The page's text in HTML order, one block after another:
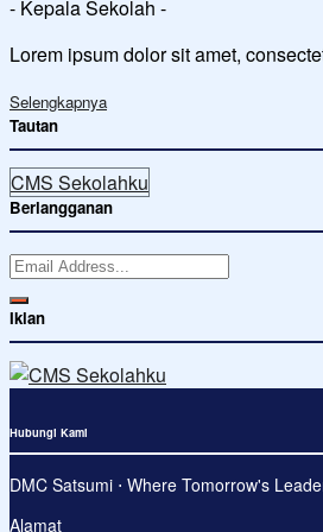
- Kepala Sekolah -
Lorem ipsum dolor sit amet,
Selengkapnya
Tautan
CMS Sekolahku
Berlangganan
Iklan
Hubungi Kami
DMC Satsumi ⋅ Where Tomorrow's
Alamat